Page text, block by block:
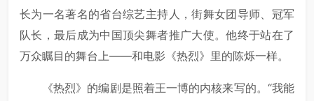
长为一名著名的省台综艺主持人，街舞女团导师、冠军
队长，最后成为中国顶尖舞者推广大使。他终于站在了
万众瞩目的舞台上——和电影《热烈》里的陈烁一样。
《热烈》的编剧是照着王一博的内核来写的。“我能